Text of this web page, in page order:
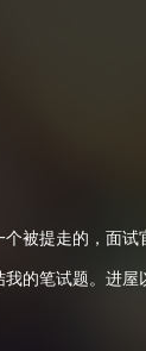
被提走的，面
的笔试题。进